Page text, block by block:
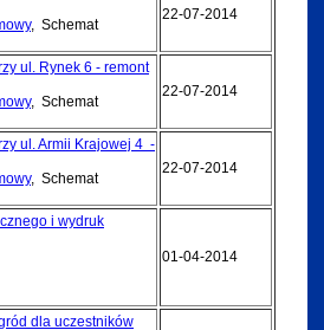
, Schemat
22-07-2014
ul. Rynek 6 - remont
, Schemat
22-07-2014
ul. Armii Krajowej 4 -
, Schemat
22-07-2014
i wydruk
01-04-2014
dla uczestników